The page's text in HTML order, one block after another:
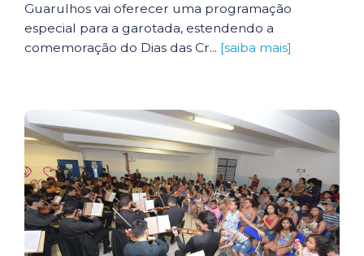
Guarulhos vai oferecer uma programação
especial para a garotada, estendendo a
comemoração do Dias das Cr... [saiba mais]